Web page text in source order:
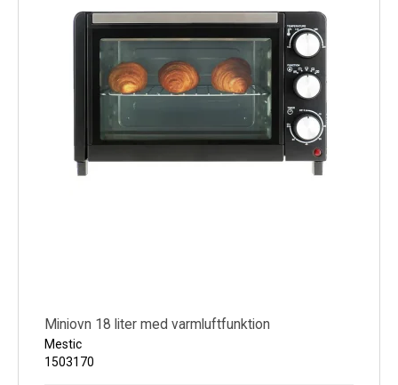
Miniovn 18 liter med varmluftfunktion
Mestic
1503170